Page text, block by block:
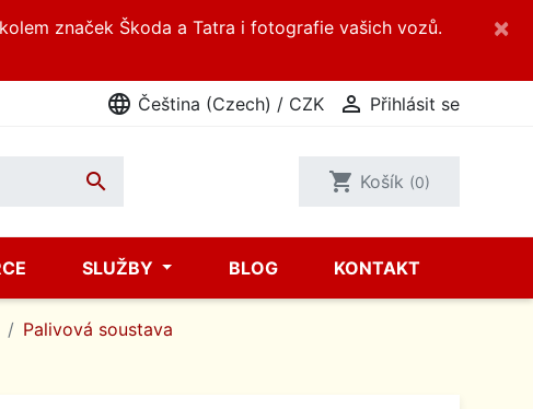
značek Škoda a Tatra i fotografie vašich vozů.
×
language Čeština (Czech) / CZK  Přihlásit se
 shopping_cart Košík (0)
SLUŽBY BLOG KONTAKT
Palivová soustava